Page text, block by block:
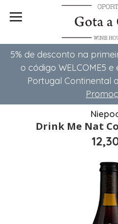
5% de desconto na
o código WELCOME5
Portugal Continental
Drink Me Nat